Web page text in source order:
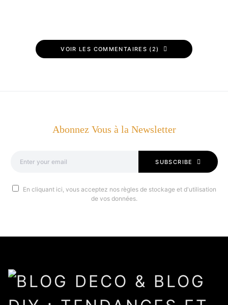
VOIR LES COMMENTAIRES (2)
Abonnez Vous à la Newsletter
SUBSCRIBE
En cliquant ici, vous acceptez nos règles de stockage et d'utilisation
de vos données.